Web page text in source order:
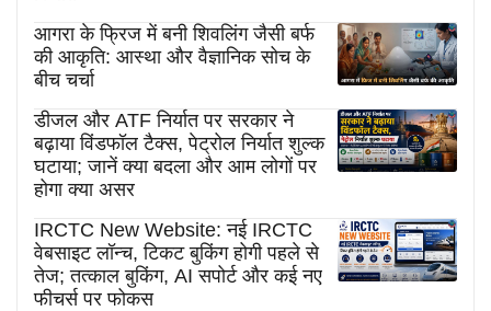
आगरा के फ्रिज में बनी शिवलिंग जैसी बर्फ
की आकृति: आस्था और वैज्ञानिक सोच के
बीच चर्चा
डीजल और ATF निर्यात पर सरकार ने
बढ़ाया विंडफॉल टैक्स, पेट्रोल निर्यात शुल्क
घटाया; जानें क्या बदला और आम लोगों पर
होगा क्या असर
IRCTC New Website: नई IRCTC
वेबसाइट लॉन्च, टिकट बुकिंग होगी पहले से
तेज; तत्काल बुकिंग, AI सपोर्ट और कई नए
फीचर्स पर फोकस